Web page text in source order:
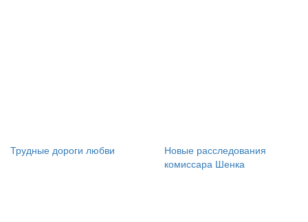
Трудные дороги любви
Новые расследования
комиссара Шенка